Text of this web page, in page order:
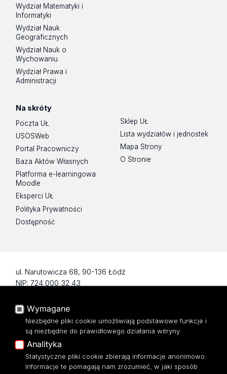
Wydział Matematyki i
Informatyki
Wydział Nauk
Geograficznych
Wydział Nauk o
Wychowaniu
Wydział Prawa i
Administracji
Na skróty
Poczta UŁ
USOSWeb
Portal Pracowniczy
Baza Aktów Własnych
Platforma e-learningowa
Moodle
Eksperci UŁ
Polityka Prywatności
Dostępność
Sklep UŁ
Lista wydziałów i jednostek
Mapa Strony
O Stronie
ul. Narutowicza 68, 90-136 Łódź
NIP: 724 000 32 43
AE:PL-74796-17640-IHHIV-17
KONTAKT
Wymagane
Niezbędne pliki cookie umożliwiają podstawowe funkcje i
są niezbędne do prawidłowego działania witryny.
Analityka
Statystyczne pliki cookie zbierają informacje anonimowo.
Informacje te pomagają nam zrozumieć, w jaki sposób